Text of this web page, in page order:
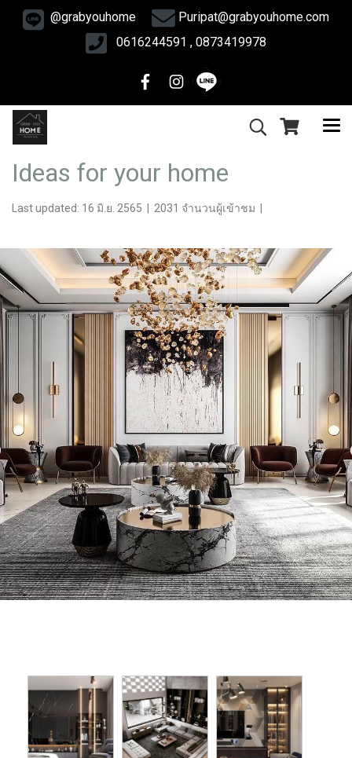
@grabyouhome
Puripat@grabyouhome.com
0616244591 , 0873419978
Ideas for your home
Last updated: 16 มิ.ย. 2565 2031 จำนวนผู้เข้าชม